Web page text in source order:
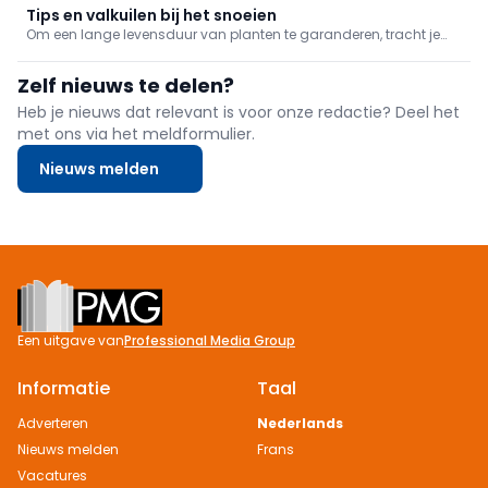
soortspecifieke tips voor een haag in topvorm!
Tips en valkuilen bij het snoeien
Om een lange levensduur van planten te garanderen, tracht je
houden is daarbij een must, want ...
Zelf nieuws te delen?
Heb je nieuws dat relevant is voor onze redactie? Deel het
met ons via het meldformulier.
Nieuws melden
Footer
Een uitgave vanProfessional Media Group
Informatie
Adverteren
Nieuws melden
Vacatures
Taal
Nederlands
Frans